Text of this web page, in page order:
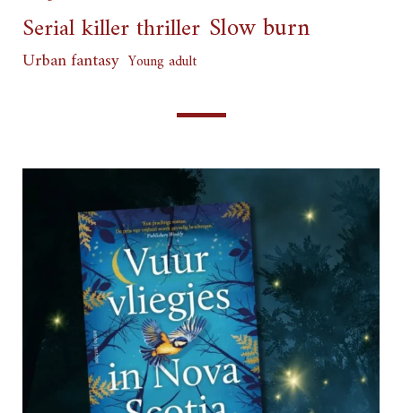
Serial killer thriller Slow burn
Urban fantasy Young adult